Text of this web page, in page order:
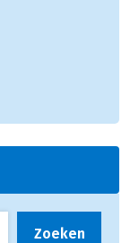
Zoeken